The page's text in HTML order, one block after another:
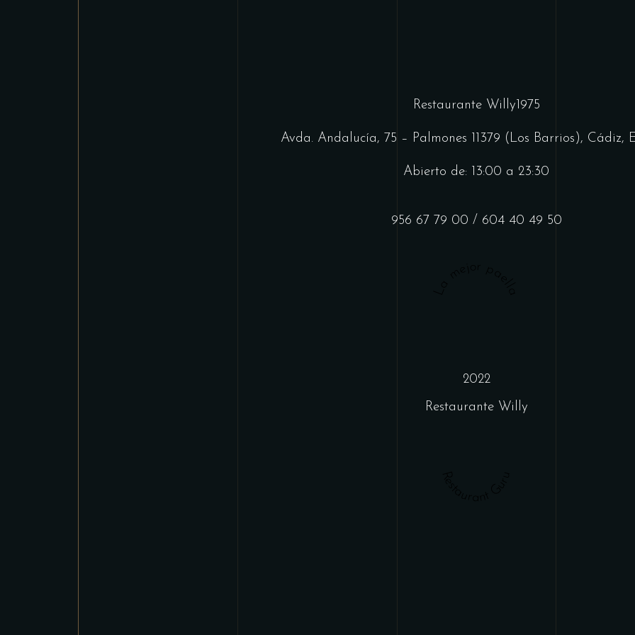
Restaurante Willy1975
Avda. Andalucía, 75 – Palmones 11379 (Los Barrios), Cádiz,
Abierto de: 13:00 a 23:30
956 67 79 00 / 604 40 49 50
2022
Restaurante Willy